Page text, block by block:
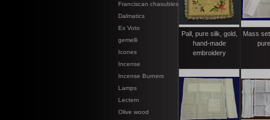
Franciscan chasubles
Dalmatics
Ex Voto
gemelli
Icones
Incense
Incense Burners
Lamps
Lectern
Olive wood
Pall, pure silk, gold,
hand-made
embroidery
Mass